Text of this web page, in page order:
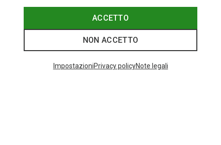
I più cercati
ACCETTO
NON ACCETTO
ImpostazioniPrivacy policyNote legali